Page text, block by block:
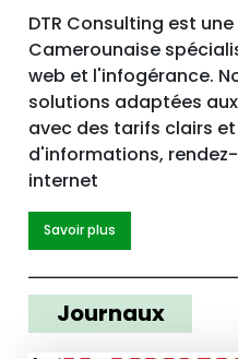
DTR Consulting est
Camerounaise
web et l'infogérance.
solutions adaptées
avec des tarifs clairs
d'informations,
internet
Savoir plus
Journaux